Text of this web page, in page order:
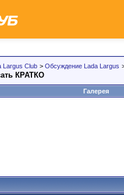
Largus Club > Обсуждение Lada Largus
КРАТКО
Галерея